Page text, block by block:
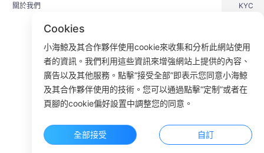
關於我們
KYC
ROOM
Cookies
小海鯨及其合作夥伴使用cookie來收集和分析此網站使用
者的資訊。我們利用這些資訊來增強網站上提供的內容、
廣告以及其他服務。點擊“接受全部”即表示您同意小海鯨
及其合作夥伴使用的技術。您可以通過點擊“定制”或者在
頁腳的cookie偏好設置中調整您的同意。
全部接受 自訂